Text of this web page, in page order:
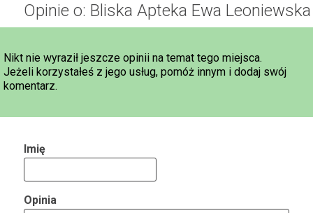
Opinie o: Bliska Apteka Ewa Leoniewska
Nikt nie wyraził jeszcze opinii na temat tego miejsca.
Jeżeli korzystałeś z jego usług, pomóż innym i dodaj swój
komentarz.
Imię
Opinia